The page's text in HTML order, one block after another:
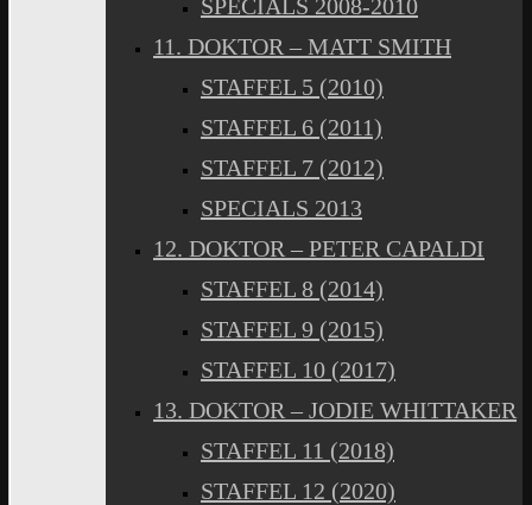
SPECIALS 2008-2010
11. DOKTOR – MATT SMITH
STAFFEL 5 (2010)
STAFFEL 6 (2011)
STAFFEL 7 (2012)
SPECIALS 2013
12. DOKTOR – PETER CAPALDI
STAFFEL 8 (2014)
STAFFEL 9 (2015)
STAFFEL 10 (2017)
13. DOKTOR – JODIE WHITTAKER
STAFFEL 11 (2018)
STAFFEL 12 (2020)